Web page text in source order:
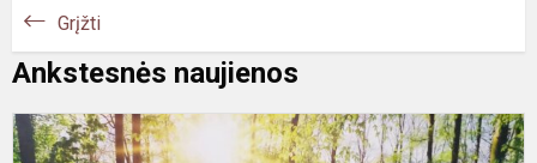
Grįžti
Ankstesnės naujienos